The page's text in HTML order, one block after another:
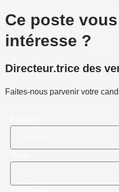
Ce poste vous
intéresse ?
Directeur.trice des
Faites-nous parvenir votre